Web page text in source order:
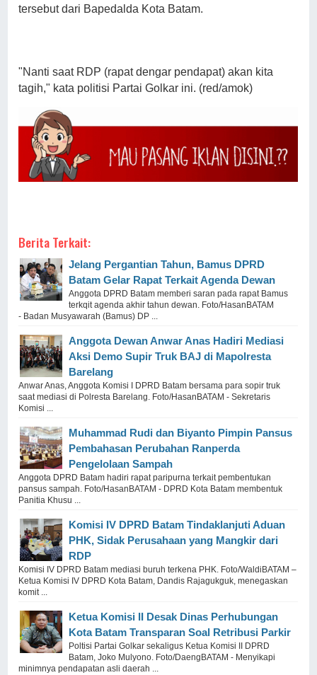
tersebut dari Bapedalda Kota Batam.
"Nanti saat RDP (rapat dengar pendapat) akan kita
tagih," kata politisi Partai Golkar ini. (red/amok)
Berita Terkait:
Jelang Pergantian Tahun, Bamus DPRD
Batam Gelar Rapat Terkait Agenda Dewan
Anggota DPRD Batam memberi saran pada rapat Bamus
terkqit agenda akhir tahun dewan. Foto/HasanBATAM
- Badan Musyawarah (Bamus) DP ...
Anggota Dewan Anwar Anas Hadiri Mediasi
Aksi Demo Supir Truk BAJ di Mapolresta
Barelang
Anwar Anas, Anggota Komisi I DPRD Batam bersama para sopir truk
saat mediasi di Polresta Barelang. Foto/HasanBATAM - Sekretaris
Komisi ...
Muhammad Rudi dan Biyanto Pimpin Pansus
Pembahasan Perubahan Ranperda
Pengelolaan Sampah
Anggota DPRD Batam hadiri rapat paripurna terkait pembentukan
pansus sampah. Foto/HasanBATAM - DPRD Kota Batam membentuk
Panitia Khusu ...
Komisi IV DPRD Batam Tindaklanjuti Aduan
PHK, Sidak Perusahaan yang Mangkir dari
RDP
Komisi IV DPRD Batam mediasi buruh terkena PHK. Foto/WaldiBATAM –
Ketua Komisi IV DPRD Kota Batam, Dandis Rajagukguk, menegaskan
komit ...
Ketua Komisi II Desak Dinas Perhubungan
Kota Batam Transparan Soal Retribusi Parkir
Poltisi Partai Golkar sekaligus Ketua Komisi II DPRD
Batam, Joko Mulyono. Foto/DaengBATAM - Menyikapi
minimnya pendapatan asli daerah ...